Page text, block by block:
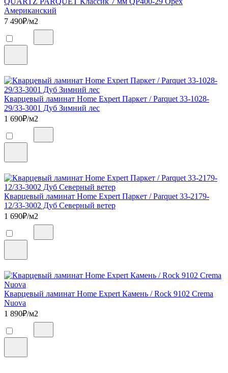
Американский
7 490₽/м2
Кварцевый ламинат Home Expert Паркет / Parquet 33-1028-
29/33-3001 Дуб Зимний лес
1 690₽/м2
Кварцевый ламинат Home Expert Паркет / Parquet 33-2179-
12/33-3002 Дуб Северный ветер
1 690₽/м2
Кварцевый ламинат Home Expert Камень / Rock 9102 Crema
Nuova
1 890₽/м2